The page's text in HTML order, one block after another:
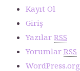
Kayıt Ol
Giriş
Yazılar RSS
Yorumlar RSS
WordPress.org